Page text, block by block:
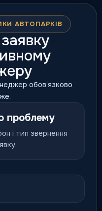
АВТОПАРКІВ
обов’язково
проблему
і тип звернення